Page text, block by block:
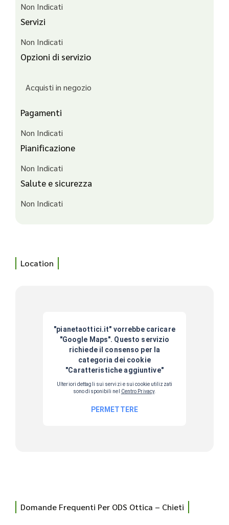
Non Indicati
Servizi
Non Indicati
Opzioni di servizio
Acquisti in negozio
Pagamenti
Non Indicati
Pianificazione
Non Indicati
Salute e sicurezza
Non Indicati
Location
Domande Frequenti Per ODS Ottica – Chieti